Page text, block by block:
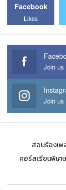
Facebook
Likes
Join us
Join us
สอนร้องเพ
คอร์สเรียนพิเศษ